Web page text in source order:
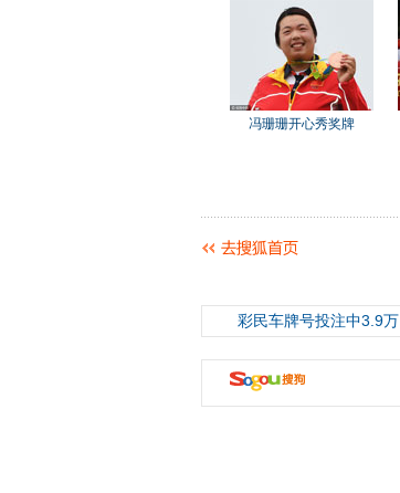
冯珊珊开心秀奖牌
彩民车牌号投注中3.9万